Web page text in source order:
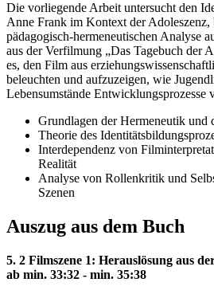
Die vorliegende Arbeit untersucht den
Anne Frank im Kontext der Adoleszenz,
pädagogisch-hermeneutischen Analyse
aus der Verfilmung „Das Tagebuch der
es, den Film aus
beleuchten und aufzuzeigen, wie
Lebensumstände Entwicklungsprozesse
Grundlagen der Hermeneutik und
Theorie des
Interdependenz von
Realität
Analyse von Rollenkritik und
Szenen
Auszug aus dem Buch
5. 2 Filmszene 1: Herauslösung aus
ab min. 33:32 - min. 35:38